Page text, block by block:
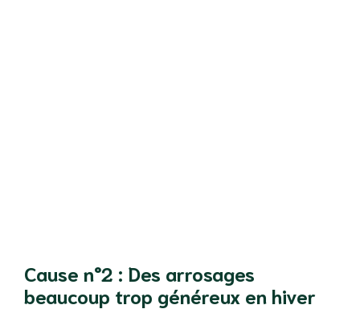
Cause n°2 : Des arrosages
beaucoup trop généreux en hiver